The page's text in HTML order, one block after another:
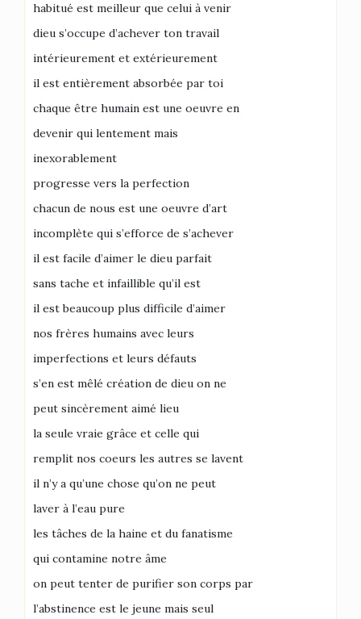
habitué est meilleur que celui à venir
dieu s’occupe d’achever ton travail
intérieurement et extérieurement
il est entièrement absorbée par toi
chaque être humain est une oeuvre en
devenir qui lentement mais
inexorablement
progresse vers la perfection
chacun de nous est une oeuvre d’art
incomplète qui s’efforce de s’achever
il est facile d’aimer le dieu parfait
sans tache et infaillible qu’il est
il est beaucoup plus difficile d’aimer
nos frères humains avec leurs
imperfections et leurs défauts
s’en est mêlé création de dieu on ne
peut sincèrement aimé lieu
la seule vraie grâce et celle qui
remplit nos coeurs les autres se lavent
il n’y a qu’une chose qu’on ne peut
laver à l’eau pure
les tâches de la haine et du fanatisme
qui contamine notre âme
on peut tenter de purifier son corps par
l’abstinence est le jeune mais seul